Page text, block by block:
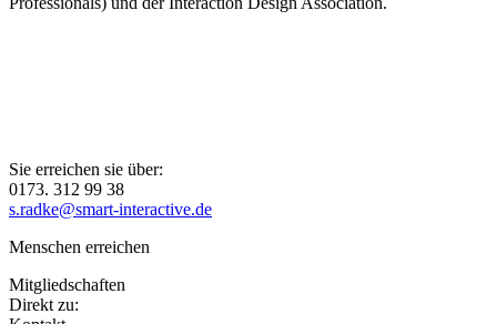
Sie erreichen sie über:
0173. 312 99 38
s.radke@smart-interactive.de
Menschen erreichen
Mitgliedschaften
Direkt zu: